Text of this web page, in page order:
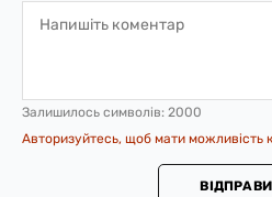
Залишилось символів: 2000
Авторизуйтесь, щоб мати можливість